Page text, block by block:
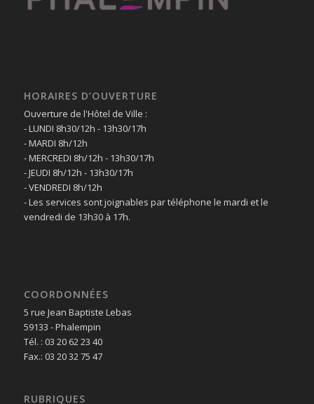
HORAIRES D’OUVERTURE
Ouverture de l'Hôtel de Ville :
- LUNDI 8h30/12h - 13h30/17h
- MARDI 8h/12h
- MERCREDI 8h/12h - 13h30/17h
- JEUDI 8h/12h - 13h30/17h
- VENDREDI 8h/12h
- Les services sont joignables par téléphone le mardi et le
vendredi de 13h30 à 17h.
COORDONNÉES
5 rue Jean Baptiste Lebas
59133 - Phalempin
Tél. : 03 20 62 23 40
Fax.: 03 20 32 75 47
RUBRIQUES